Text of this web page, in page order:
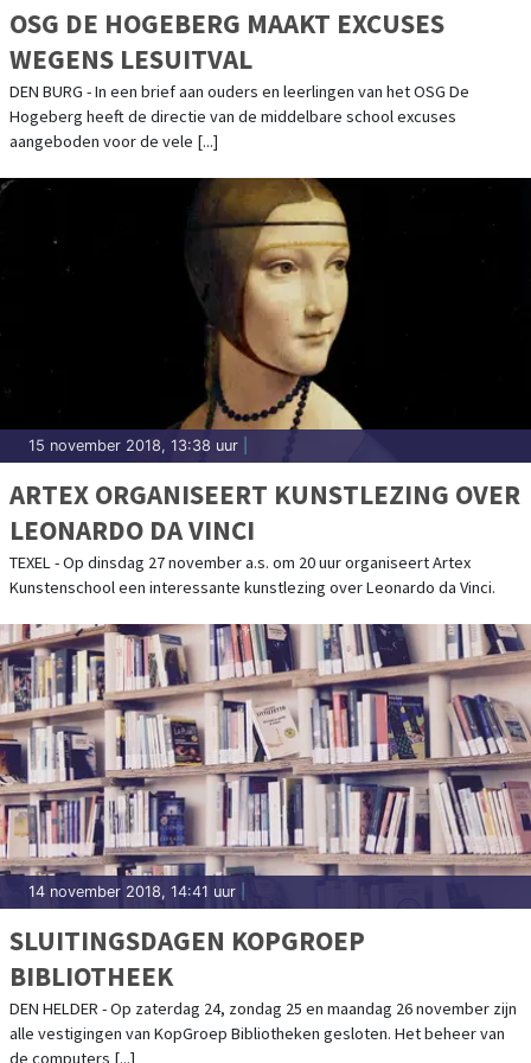
OSG DE HOGEBERG MAAKT EXCUSES
WEGENS LESUITVAL
DEN BURG - In een brief aan ouders en leerlingen van het OSG De
Hogeberg heeft de directie van de middelbare school excuses
aangeboden voor de vele [...]
15 november 2018, 13:38 uur
ARTEX ORGANISEERT KUNSTLEZING OVER
LEONARDO DA VINCI
TEXEL - Op dinsdag 27 november a.s. om 20 uur organiseert Artex
Kunstenschool een interessante kunstlezing over Leonardo da Vinci.
14 november 2018, 14:41 uur
SLUITINGSDAGEN KOPGROEP
BIBLIOTHEEK
DEN HELDER - Op zaterdag 24, zondag 25 en maandag 26 november zijn
alle vestigingen van KopGroep Bibliotheken gesloten. Het beheer van
de computers [...]